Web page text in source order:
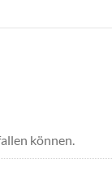
können.